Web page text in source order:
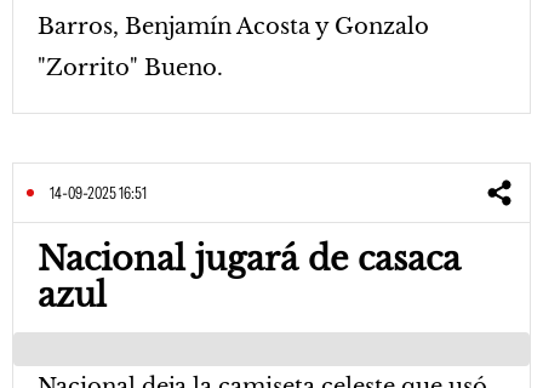
Barros, Benjamín Acosta y Gonzalo
"Zorrito" Bueno.
14-09-2025 16:51
Nacional jugará de casaca
azul